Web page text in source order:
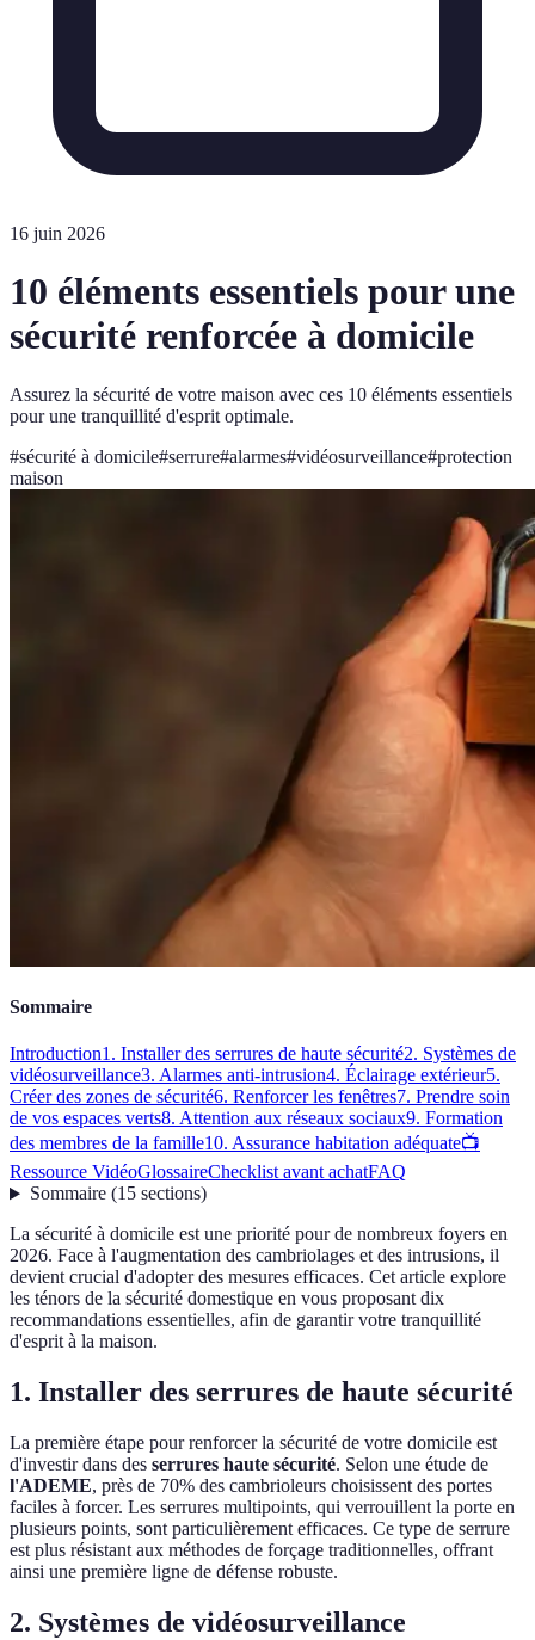
16 juin 2026
10 éléments essentiels pour une
sécurité renforcée à domicile
Assurez la sécurité de votre maison avec ces 10 éléments essentiels
pour une tranquillité d'esprit optimale.
#sécurité à domicile#serrure#alarmes#vidéosurveillance#protection
maison
Sommaire
Introduction1. Installer des serrures de haute sécurité2. Systèmes de
vidéosurveillance3. Alarmes anti-intrusion4. Éclairage extérieur5.
Créer des zones de sécurité6. Renforcer les fenêtres7. Prendre soin
de vos espaces verts8. Attention aux réseaux sociaux9. Formation
des membres de la famille10. Assurance habitation adéquate📺
Ressource VidéoGlossaireChecklist avant achatFAQ
Sommaire(15 sections)
La sécurité à domicile est une priorité pour de nombreux foyers en
2026. Face à l'augmentation des cambriolages et des intrusions, il
devient crucial d'adopter des mesures efficaces. Cet article explore
les ténors de la sécurité domestique en vous proposant dix
recommandations essentielles, afin de garantir votre tranquillité
d'esprit à la maison.
1. Installer des serrures de haute sécurité
La première étape pour renforcer la sécurité de votre domicile est
d'investir dans des serrures haute sécurité. Selon une étude de
l'ADEME, près de 70% des cambrioleurs choisissent des portes
faciles à forcer. Les serrures multipoints, qui verrouillent la porte en
plusieurs points, sont particulièrement efficaces. Ce type de serrure
est plus résistant aux méthodes de forçage traditionnelles, offrant
ainsi une première ligne de défense robuste.
2. Systèmes de vidéosurveillance